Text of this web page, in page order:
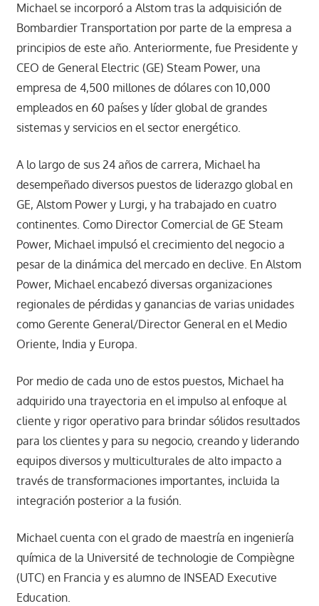
Michael se incorporó a Alstom tras la adquisición de
Bombardier Transportation por parte de la empresa a
principios de este año. Anteriormente, fue Presidente y
CEO de General Electric (GE) Steam Power, una
empresa de 4,500 millones de dólares con 10,000
empleados en 60 países y líder global de grandes
sistemas y servicios en el sector energético.
A lo largo de sus 24 años de carrera, Michael ha
desempeñado diversos puestos de liderazgo global en
GE, Alstom Power y Lurgi, y ha trabajado en cuatro
continentes. Como Director Comercial de GE Steam
Power, Michael impulsó el crecimiento del negocio a
pesar de la dinámica del mercado en declive. En Alstom
Power, Michael encabezó diversas organizaciones
regionales de pérdidas y ganancias de varias unidades
como Gerente General/Director General en el Medio
Oriente, India y Europa.
Por medio de cada uno de estos puestos, Michael ha
adquirido una trayectoria en el impulso al enfoque al
cliente y rigor operativo para brindar sólidos resultados
para los clientes y para su negocio, creando y liderando
equipos diversos y multiculturales de alto impacto a
través de transformaciones importantes, incluida la
integración posterior a la fusión.
Michael cuenta con el grado de maestría en ingeniería
química de la Université de technologie de Compiègne
(UTC) en Francia y es alumno de INSEAD Executive
Education.